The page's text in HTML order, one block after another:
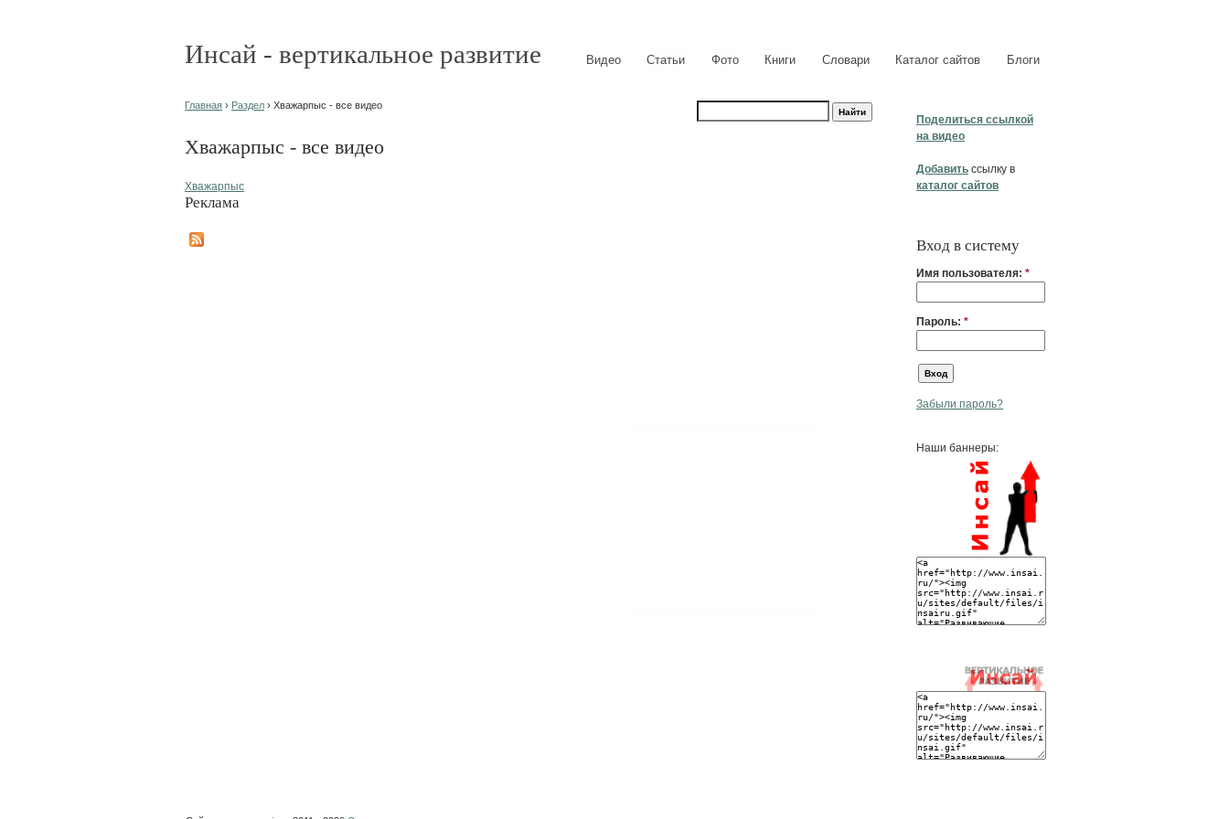
Инсай - вертикальное развитие Видео Статьи Фото Книги Словари Каталог сайтов Блоги
Поделиться ссылкой
на видео
Добавить ссылку в
каталог сайтов
Вход в систему
Имя пользователя: *
Пароль: *
Забыли пароль?
Наши баннеры:
Главная › Раздел › Хважарпыс - все видео
Хважарпыс - все видео
Хважарпыс
Реклама